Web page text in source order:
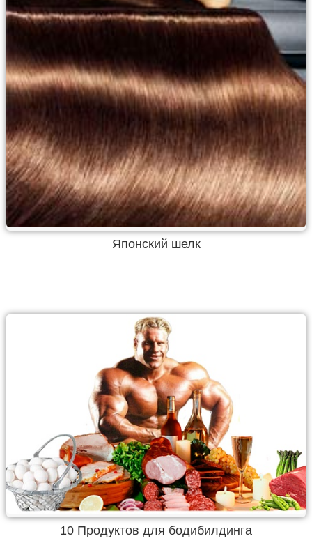
Японский шелк
10 Продуктов для бодибилдинга